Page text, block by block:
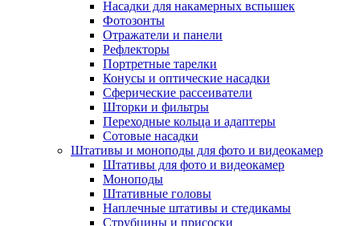
Насадки для накамерных вспышек
Фотозонты
Отражатели и панели
Рефлекторы
Портретные тарелки
Конусы и оптические насадки
Сферические рассеиватели
Шторки и фильтры
Переходные кольца и адаптеры
Сотовые насадки
Штативы и моноподы для фото и видеокамер
Штативы для фото и видеокамер
Моноподы
Штативные головы
Наплечные штативы и стедикамы
Струбцины и присоски